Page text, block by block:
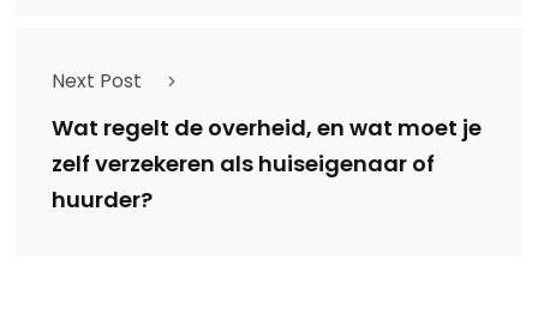
Next Post
Wat regelt de overheid, en wat moet je
zelf verzekeren als huiseigenaar of
huurder?